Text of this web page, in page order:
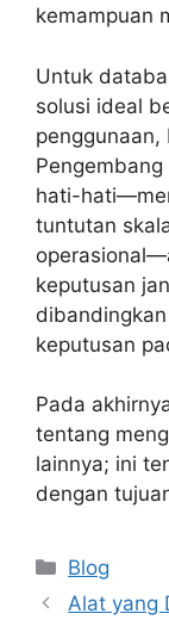
kemampuan
Untuk
solusi ideal
penggunaan,
hati-
tuntutan
keputusan
keputusan
Pada
tentang
lainnya; ini
dengan
Categories
Blog
Alat yang